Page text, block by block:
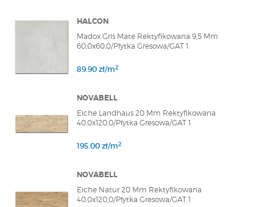
HALCON
Madox Gris Mate Rektyfikowana 9,5 Mm
60,0x60,0/Płytka Gresowa/GAT 1
89.90 zł/m2
NOVABELL
Eiche Landhaus 20 Mm Rektyfikowana
40,0x120,0/Płytka Gresowa/GAT 1
195.00 zł/m2
NOVABELL
Eiche Natur 20 Mm Rektyfikowana
40,0x120,0/Płytka Gresowa/GAT 1